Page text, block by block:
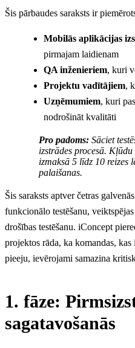
Šis pārbaudes saraksts ir
Mobilās aplikācijas
pirmajam laidienam
QA inženieriem, kuri
Projektu vadītājiem,
Uzņēmumiem, kuri
nodrošināt kvalitāti
Pro padoms: Sāciet
izstrādes procesā.
izmaksā 5 līdz 10 reizes
palaišanas.
Šis saraksts aptver četras
funkcionālo testēšanu,
drošības testēšanu. iConcept
projektos rāda, ka komandas, kas
pieeju, ievērojami samazina
1. fāze:
sagatavošanās